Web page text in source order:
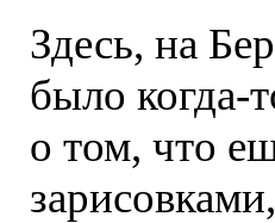
Здесь, на
было когда-
о том, что